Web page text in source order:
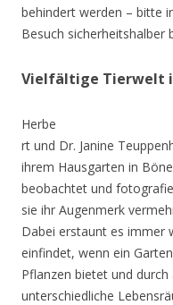
behindert werden – bitte
Besuch sicherheitshalber
Vielfältige Tierwelt
Herbe
rt und Dr. Janine
ihrem Hausgarten in
beobachtet und
sie ihr Augenmerk
Dabei erstaunt es immer
einfindet, wenn ein
Pflanzen bietet und
unterschiedliche